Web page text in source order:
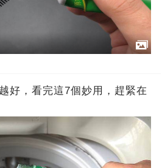
好，看完這7個妙用，趕緊在